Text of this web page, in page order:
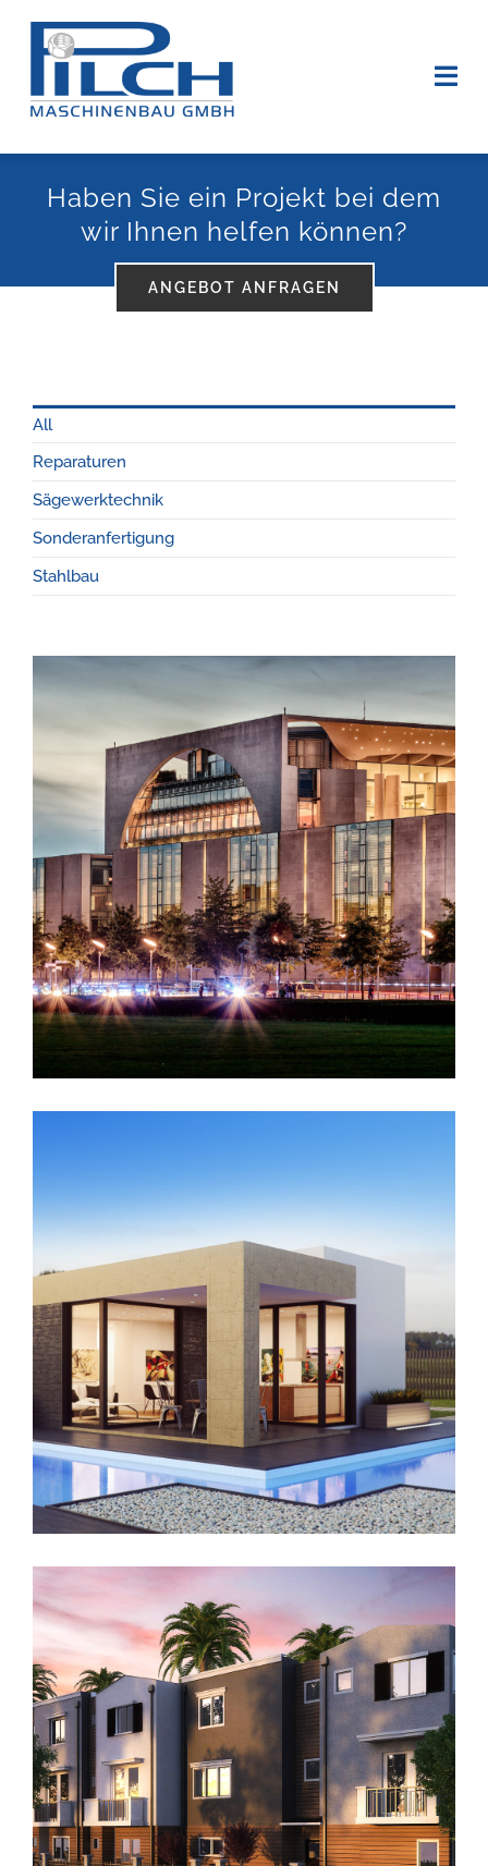
ÜBER UNS
Leistungen
Haben Sie ein Projekt bei dem
wir Ihnen helfen können?
ANGEBOT ANFRAGEN
All
Reparaturen
Sägewerktechnik
Sonderanfertigung
Stahlbau